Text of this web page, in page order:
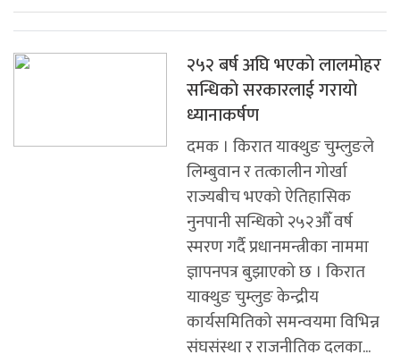
२५२ बर्ष अघि भएकाे लालमाेहर
सन्धिकाे सरकारलाई गरायाे
ध्यानाकर्षण
दमक । किरात याक्थुङ चुम्लुङले
लिम्बुवान र तत्कालीन गोर्खा
राज्यबीच भएको ऐतिहासिक
नुनपानी सन्धिको २५२औँ वर्ष
स्मरण गर्दै प्रधानमन्त्रीका नाममा
ज्ञापनपत्र बुझाएको छ । किरात
याक्थुङ चुम्लुङ केन्द्रीय
कार्यसमितिको समन्वयमा विभिन्न
संघसंस्था र राजनीतिक दलका...